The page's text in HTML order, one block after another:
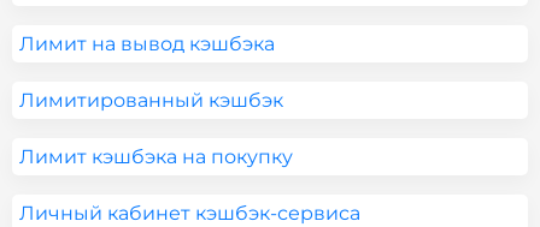
Лимит на вывод кэшбэка
Лимитированный кэшбэк
Лимит кэшбэка на покупку
Личный кабинет кэшбэк-сервиса